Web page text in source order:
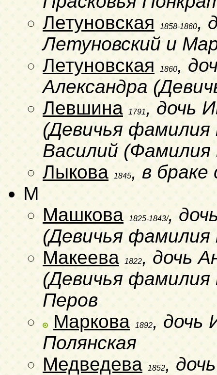
Летуновская
1858-1860,
Летуновский и
Летуновская
1860,
Александра
Левшина
1791, дочь
(Девичья фамилия
Василий (Фамилия
Лыкова
1845, в
M
Машкова
1825-1843/,
(Девичья фамилия
Макеева
1822, дочь
(Девичья фамилия
Перов
Маркова
1892, дочь
Полянская
Медведева
1852,